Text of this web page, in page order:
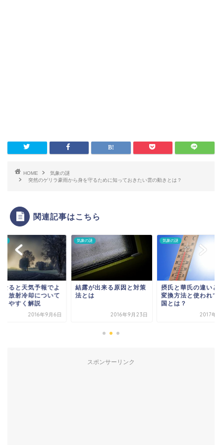
HOME
気象の謎
突然のゲリラ豪雨から身を守るために知っておきたい雲の動きとは？
関連記事はこちら
なると天気予報でよ
く放射冷却について
りやすく解説
2016年9月6日
気象の謎
結露が出来る原因と対策
法とは
2016年9月23日
気象の謎
摂氏と華氏の違いと
変換方法と使われて
国とは？
2017年1
スポンサーリンク